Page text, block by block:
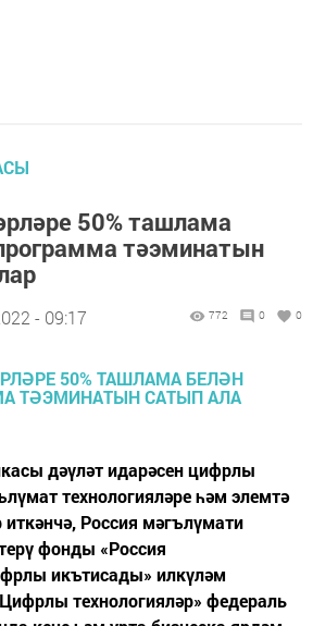
50% ташлама
тәэминатын
- 09:17 772 0 0
дәүләт идарәсен цифрлы
технологияләре һәм элемтә
Россия мәгълүмати
фонды «Россия
икътисады» илкүләм
технологияләр» федераль